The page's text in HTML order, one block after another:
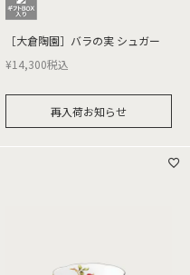
［大倉陶園］バラの実 シュガー
¥14,300税込
再入荷お知らせ